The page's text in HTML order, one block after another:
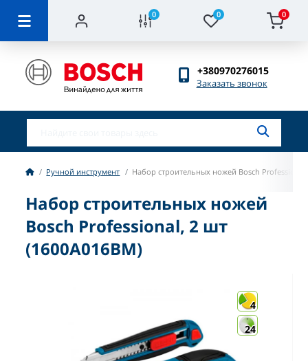
0 0 0
+380970276015
Заказать звонок
Ручной инструмент Набор строительных ножей Bosch
Набор строительных ножей
Bosch Professional, 2 шт
(1600A016BM)
4
24